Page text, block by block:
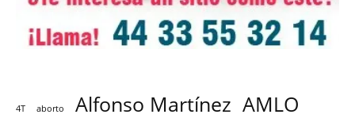
4T aborto Alfonso Martínez AMLO